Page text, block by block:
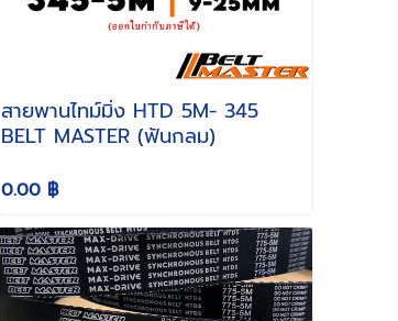
สายพานไทม์มิ่ง HTD 5M- 345
BELT MASTER (ฟันกลม)
0.00 ฿